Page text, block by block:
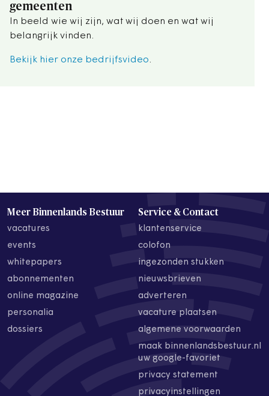
gemeenten
In beeld wie wij zijn, wat wij doen en wat wij
belangrijk vinden.
Bekijk hier onze bedrijfsvideo.
Meer Binnenlands Bestuur
vacatures
events
whitepapers
abonnementen
online magazine
personalia
dossiers
Service & Contact
klantenservice
colofon
ingezonden stukken
nieuwsbrieven
adverteren
vacature plaatsen
algemene voorwaarden
maak binnenlandsbestuur.nl
uw google-favoriet
privacy statement
privacyinstellingen